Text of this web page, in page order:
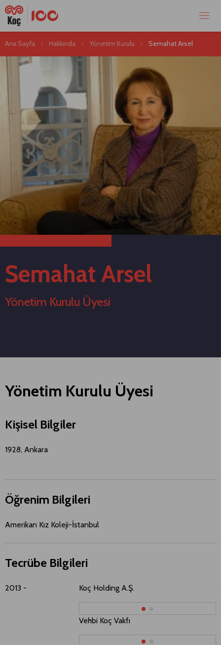
Ana Sayfa Hakkında Yönetim Kurulu Semahat Arsel
Semahat Arsel
Yönetim Kurulu Üyesi
Yönetim Kurulu Üyesi
Kişisel Bilgiler
1928, Ankara
Öğrenim Bilgileri
Amerikan Kız Koleji-İstanbul
Tecrübe Bilgileri
2013 - Koç Holding A.Ş.
Vehbi Koç Vakfı